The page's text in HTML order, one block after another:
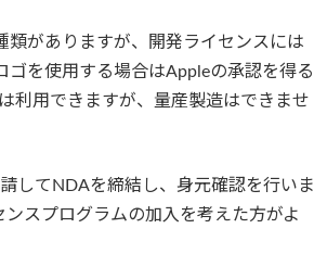
類がありますが、開発ライセンスには
を使用する場合はAppleの承認を得る
利用できますが、量産製造はできませ
してNDAを締結し、身元確認を行いま
スプログラムの加入を考えた方がよ